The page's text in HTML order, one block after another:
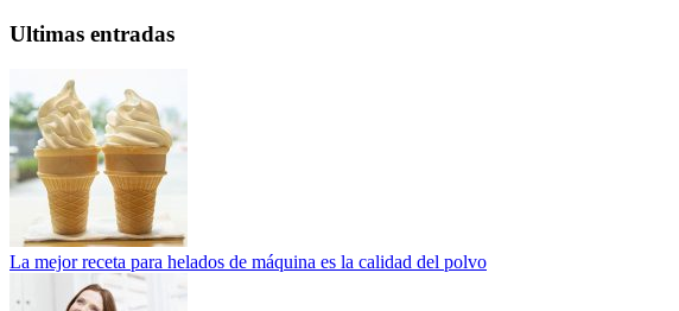
Ultimas entradas
La mejor receta para helados de máquina es la calidad del polvo